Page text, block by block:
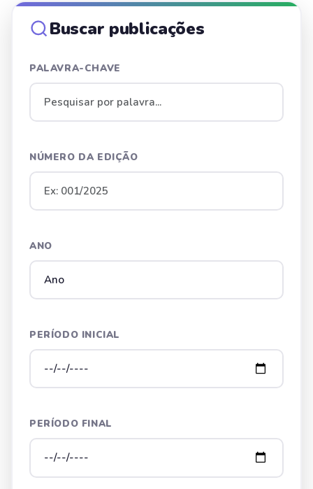
Buscar publicações
PALAVRA-CHAVE
NÚMERO DA EDIÇÃO
ANO
PERÍODO INICIAL
PERÍODO FINAL